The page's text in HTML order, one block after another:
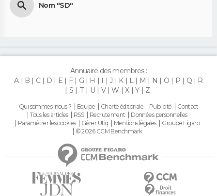
Nom "SD"
Annuaire des membres :
A
B C D E F G H I J K L M N O P Q
R
S
T U V W X Y Z
Qui sommes-nous ? Equipe Charte éditoriale Publicité
Contact
Tous les articles
RSS Recrutement
Données personnelles
Paramétrer les cookies
Gérer Utiq Mentions légales
Groupe Figaro
© 2026 CCM Benchmark